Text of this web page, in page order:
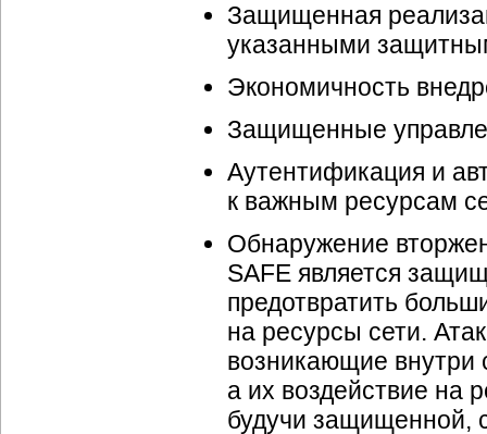
Защищенная
указанными
Экономичность
Защищенные
Аутентификация и
к важным ресурсам
Обнаружение
SAFE является
предотвратить
на ресурсы сети.
возникающие
а их воздействие на
будучи защищенной,